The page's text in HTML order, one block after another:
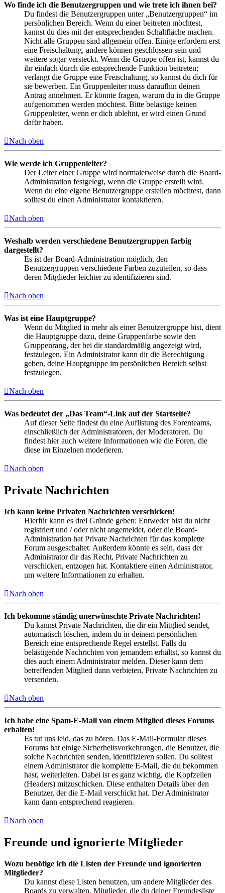
Wo finde ich die Benutzergruppen und wie trete ich ihnen bei?
Du findest die Benutzergruppen unter „Benutzergruppen“ im
persönlichen Bereich. Wenn du einer beitreten möchtest,
kannst du dies mit der entsprechenden Schaltfläche machen.
Nicht alle Gruppen sind allgemein offen. Einige erfordern erst
eine Freischaltung, andere können geschlossen sein und
weitere sogar versteckt. Wenn die Gruppe offen ist, kannst du
ihr einfach durch die entsprechende Funktion beitreten;
verlangt die Gruppe eine Freischaltung, so kannst du dich für
sie bewerben. Ein Gruppenleiter muss daraufhin deinen
Antrag annehmen. Er könnte fragen, warum du in die Gruppe
aufgenommen werden möchtest. Bitte belästige keinen
Gruppenleiter, wenn er dich ablehnt, er wird einen Grund
dafür haben.
Nach oben
Wie werde ich Gruppenleiter?
Der Leiter einer Gruppe wird normalerweise durch die Board-
Administration festgelegt, wenn die Gruppe erstellt wird.
Wenn du eine eigene Benutzergruppe erstellen möchtest, dann
solltest du einen Administrator kontaktieren.
Nach oben
Weshalb werden verschiedene Benutzergruppen farbig
dargestellt?
Es ist der Board-Administration möglich, den
Benutzergruppen verschiedene Farben zuzuteilen, so dass
deren Mitglieder leichter zu identifizieren sind.
Nach oben
Was ist eine Hauptgruppe?
Wenn du Mitglied in mehr als einer Benutzergruppe bist, dient
die Hauptgruppe dazu, deine Gruppenfarbe sowie den
Gruppenrang, der bei dir standardmäßig angezeigt wird,
festzulegen. Ein Administrator kann dir die Berechtigung
geben, deine Hauptgruppe im persönlichen Bereich selbst
festzulegen.
Nach oben
Was bedeutet der „Das Team“-Link auf der Startseite?
Auf dieser Seite findest du eine Auflistung des Forenteams,
einschließlich der Administratoren, der Moderatoren. Du
findest hier auch weitere Informationen wie die Foren, die
diese im Einzelnen moderieren.
Nach oben
Private Nachrichten
Ich kann keine Privaten Nachrichten verschicken!
Hierfür kann es drei Gründe geben: Entweder bist du nicht
registriert und / oder nicht angemeldet, oder die Board-
Administration hat Private Nachrichten für das komplette
Forum ausgeschaltet. Außerdem könnte es sein, dass der
Administrator dir das Recht, Private Nachrichten zu
verschicken, entzogen hat. Kontaktiere einen Administrator,
um weitere Informationen zu erhalten.
Nach oben
Ich bekomme ständig unerwünschte Private Nachrichten!
Du kannst Private Nachrichten, die dir ein Mitglied sendet,
automatisch löschen, indem du in deinem persönlichen
Bereich eine entsprechende Regel erstellst. Falls du
belästigende Nachrichten von jemandem erhältst, so kannst du
dies auch einem Administrator melden. Dieser kann dem
betreffenden Mitglied dann verbieten, Private Nachrichten zu
versenden.
Nach oben
Ich habe eine Spam-E-Mail von einem Mitglied dieses Forums
erhalten!
Es tut uns leid, das zu hören. Das E-Mail-Formular dieses
Forums hat einige Sicherheitsvorkehrungen, die Benutzer, die
solche Nachrichten senden, identifizieren sollen. Du solltest
einem Administrator die komplette E-Mail, die du bekommen
hast, weiterleiten. Dabei ist es ganz wichtig, die Kopfzeilen
(Headers) mitzuschicken. Diese enthalten Details über den
Benutzer, der die E-Mail verschickt hat. Der Administrator
kann dann entsprechend reagieren.
Nach oben
Freunde und ignorierte Mitglieder
Wozu benötige ich die Listen der Freunde und ignorierten
Mitglieder?
Du kannst diese Listen benutzen, um andere Mitglieder des
Boards zu verwalten. Mitglieder, die du deiner Freundesliste